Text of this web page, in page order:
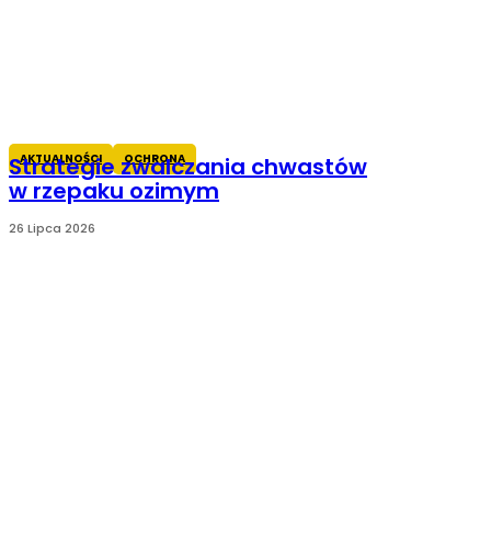
AKTUALNOŚCI OCHRONA
Strategie zwalczania chwastów
w rzepaku ozimym
26 Lipca 2026